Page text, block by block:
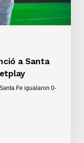
a Santa
Fe igualaron 0-